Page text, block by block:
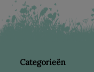
Categorieën